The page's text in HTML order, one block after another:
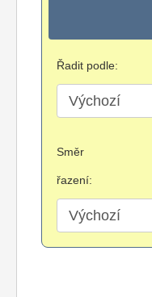
Řadit podle:
Směr
řazení: